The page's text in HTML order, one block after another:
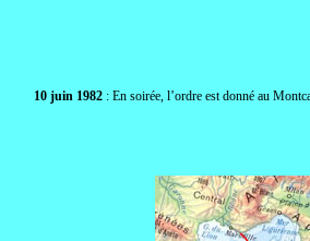
10 juin 1982 : En soirée, l’ordre est donné au